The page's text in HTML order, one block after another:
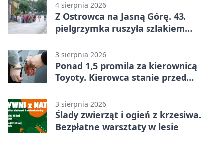
4 sierpnia 2026
Z Ostrowca na Jasną Górę. 43.
pielgrzymka ruszyła szlakiem
3 sierpnia 2026
Ponad 1,5 promila za kierownicą
Toyoty. Kierowca stanie przed
3 sierpnia 2026
Ślady zwierząt i ogień z krzesiwa.
Bezpłatne warsztaty w lesie